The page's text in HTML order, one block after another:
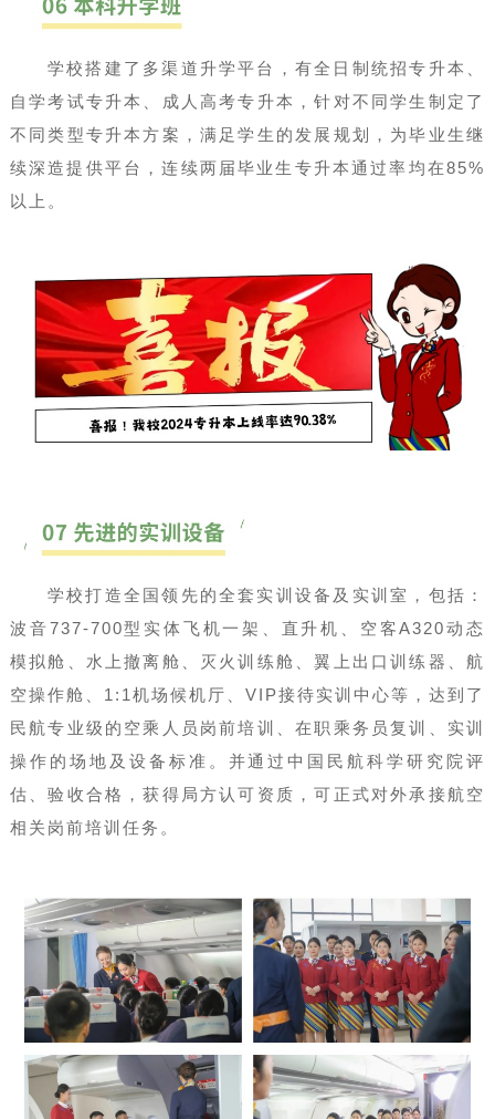
学校搭建了多渠道升学平台，有全日制统招专升本、
自学考试专升本、成人高考专升本，针对不同学生制定了
不同类型专升本方案，满足学生的发展规划，为毕业生继
续深造提供平台，连续两届毕业生专升本通过率均在85%
以上。
学校打造全国领先的全套实训设备及实训室，包括：
波音737-700型实体飞机一架、直升机、空客A320动态
模拟舱、水上撤离舱、灭火训练舱、翼上出口训练器、航
空操作舱、1:1机场候机厅、VIP接待实训中心等，达到了
民航专业级的空乘人员岗前培训、在职乘务员复训、实训
操作的场地及设备标准。并通过中国民航科学研究院评
估、验收合格，获得局方认可资质，可正式对外承接航空
相关岗前培训任务。